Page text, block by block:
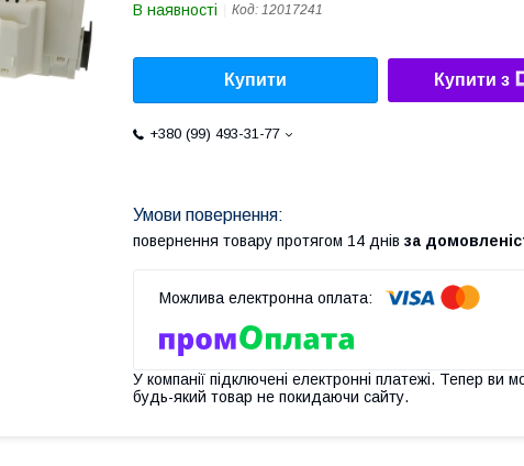
В наявності Код: 12017241
Купити Купити з
+380 (99) 493-31-77
повернення товару протягом 14 днів за
У компанії підключені електронні платежі. Тепер ви
будь-який товар не покидаючи сайту.